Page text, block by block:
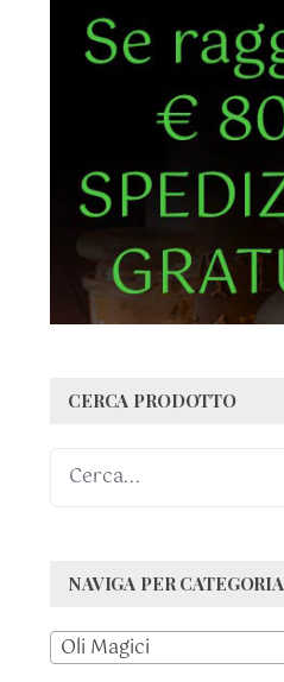
CERCA PRODOTTO
NAVIGA PER CATEGORIA
Oli Magici